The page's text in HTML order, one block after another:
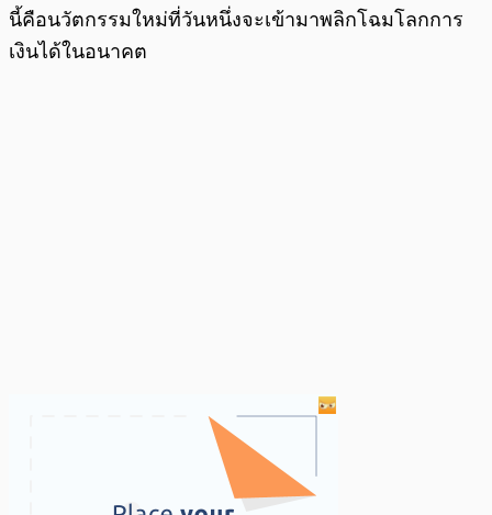
นี้คือนวัตกรรมใหม่ที่วันหนึ่งจะเข้ามาพลิกโฉมโลกการ
เงินได้ในอนาคต